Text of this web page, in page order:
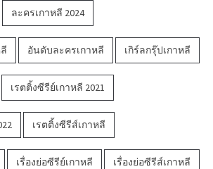
ละครเกาหลี 2024
อันดับละครเกาหลี เกิร์ลกรุ๊ปเกาหลี
เรตติ้งซีรีย์เกาหลี 2021
เรตติ้งซีรีส์เกาหลี
เรื่องย่อซีรีย์เกาหลี เรื่องย่อซีรีส์เกาหลี